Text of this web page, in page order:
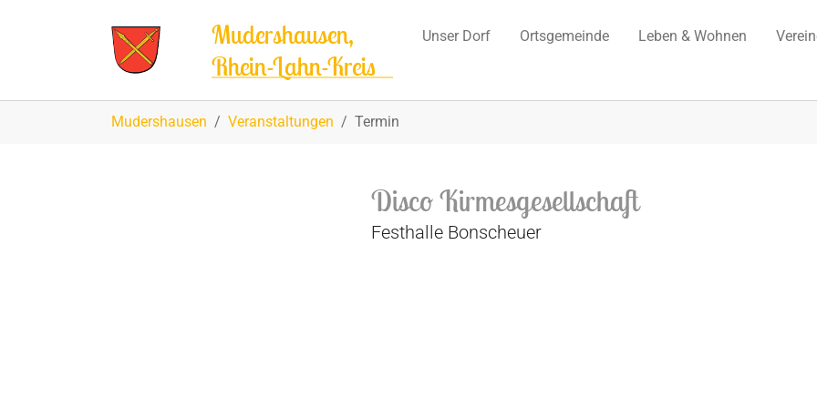
Mudershausen,
Rhein-Lahn-Kreis
Unser Dorf Ortsgemeinde Leben & Wohnen
Mudershausen Veranstaltungen Termin
Disco Kirmesgesellschaft
Festhalle Bonscheuer